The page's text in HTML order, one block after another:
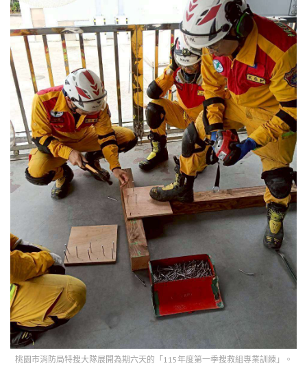
桃園市消防局特搜大隊展開為期六天的「115年度第一季搜救組專業訓練」。